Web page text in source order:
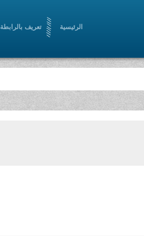
الرئيسية تعريف بالرابطة